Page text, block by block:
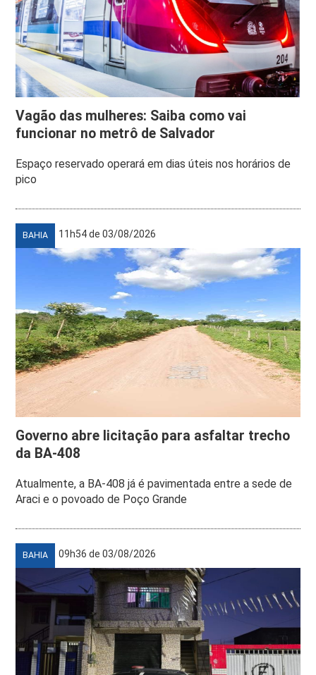
Vagão das mulheres: Saiba como vai
funcionar no metrô de Salvador
Espaço reservado operará em dias úteis nos horários de
pico
BAHIA 11h54 de 03/08/2026
Governo abre licitação para asfaltar trecho
da BA-408
Atualmente, a BA-408 já é pavimentada entre a sede de
Araci e o povoado de Poço Grande
BAHIA 09h36 de 03/08/2026